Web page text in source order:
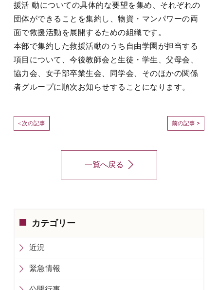
援活 動についての具体的な要望を集め、それぞれの
団体ができることを集約し、物資・マンパワーの両
面で救援活動を展開するための組織です。
本部で集約した救援活動のうち自由学園が担当する
項目について、今後教師会と生徒・学生、父母会、
協力会、女子部卒業生会、同学会、そのほかの関係
者グループに順次お知らせすることになります。
< 次の記事 前の記事 >
一覧へ戻る
カテゴリー
近況
緊急情報